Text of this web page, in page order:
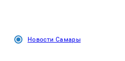
Новости Самары